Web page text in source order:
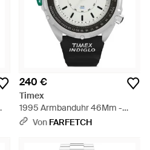
240 €
Timex
1995 Armbanduhr 46Mm -
Schwarz
Von FARFETCH